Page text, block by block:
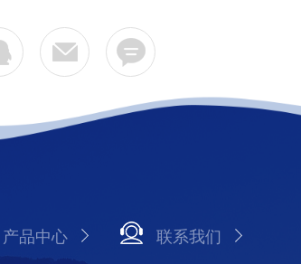
产品中心 联系我们